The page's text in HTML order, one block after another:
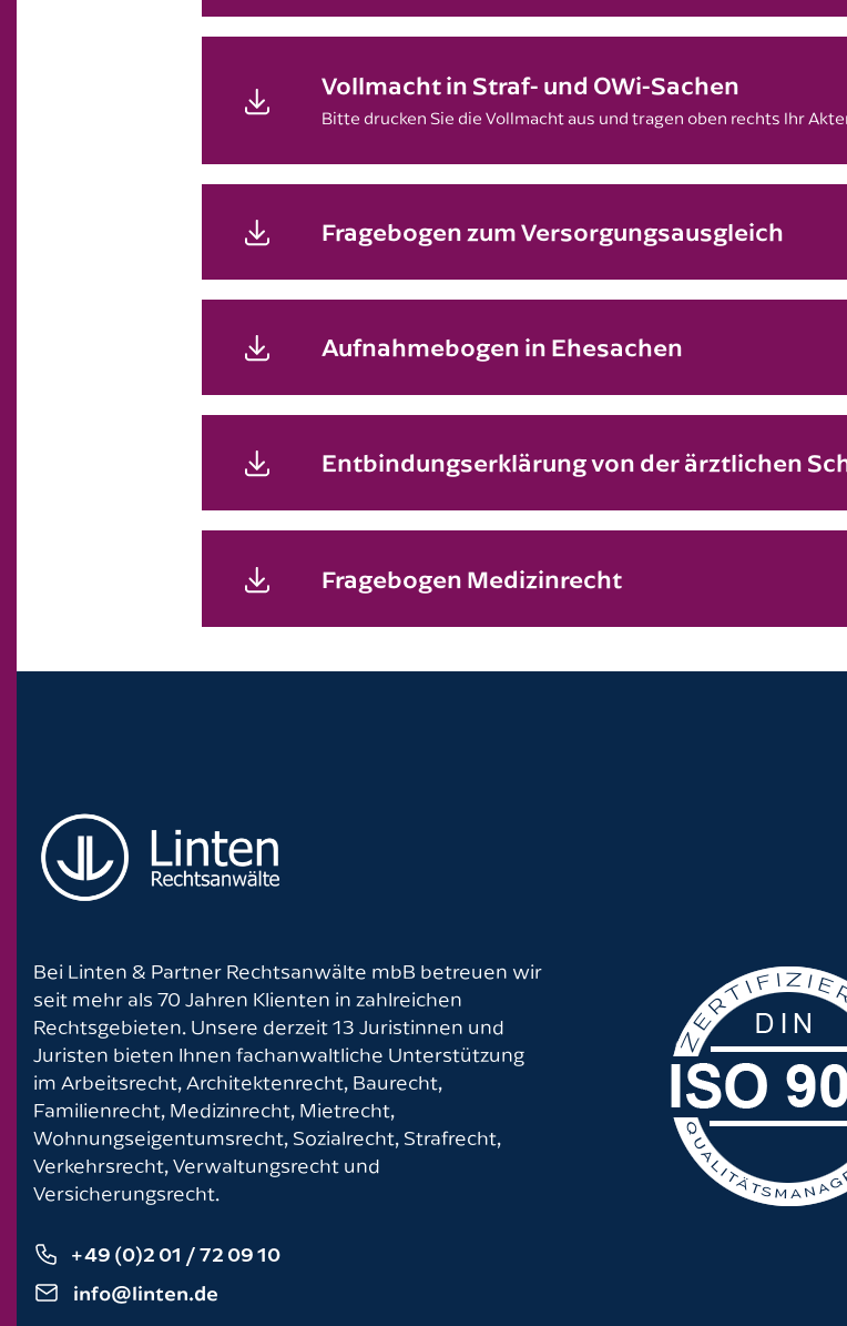
Vollmacht in Straf- und OWi-Sachen
Bitte drucken Sie die Vollmacht aus und tragen oben rechts Ihr
Fragebogen zum Versorgungsausgleich
Aufnahmebogen in Ehesachen
Entbindungserklärung von der ärztlichen
Fragebogen Medizinrecht
Bei Linten & Partner Rechtsanwälte mbB betreuen wir
seit mehr als 70 Jahren Klienten in zahlreichen
Rechtsgebieten. Unsere derzeit 13 Juristinnen und
Juristen bieten Ihnen fachanwaltliche Unterstützung
im Arbeitsrecht, Architektenrecht, Baurecht,
Familienrecht, Medizinrecht, Mietrecht,
Wohnungseigentumsrecht, Sozialrecht, Strafrecht,
Verkehrsrecht, Verwaltungsrecht und
Versicherungsrecht.
+49 (0)2 01 / 72 09 10
info@linten.de